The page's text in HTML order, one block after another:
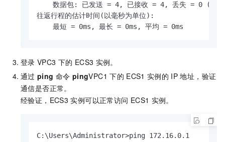
数据包: 已发送 = 4, 已接收 = 4, 丢失 = 0 (0%
往返行程的估计时间(以毫秒为单位):
    最短 = 0ms, 最长 = 0ms, 平均 = 0ms
登录 VPC3 下的 ECS3 实例。
通过 ping 命令 pingVPC1 下的 ECS1 实例的 IP 地址，验证
通信是否正常。
经验证，ECS3 实例可以正常访问 ECS1 实例。
C:\Users\Administrator>ping 172.16.0.1